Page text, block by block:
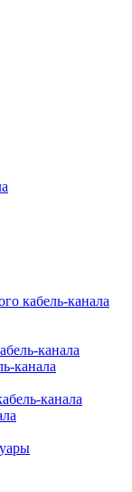
кабель-канала
канала
канала
канала